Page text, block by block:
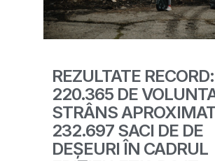
REZULTATE RECORD:
220.365 DE
STRÂNS
232.697 SACI DE DE
DEȘEURI ÎN CADRUL